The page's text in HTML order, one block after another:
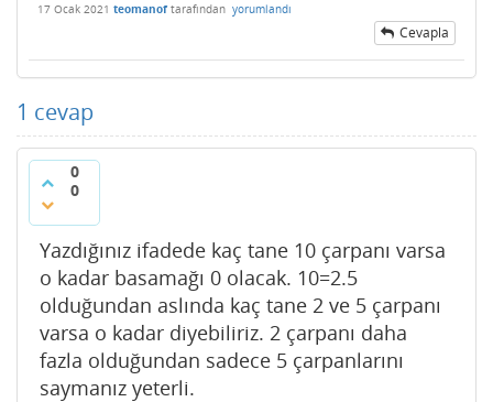
17 Ocak 2021 teomanof tarafından yorumlandı
Cevapla
1 cevap
0
0
Yazdığınız ifadede kaç tane 10 çarpanı varsa
o kadar basamağı 0 olacak. 10=2.5
olduğundan aslında kaç tane 2 ve 5 çarpanı
varsa o kadar diyebiliriz. 2 çarpanı daha
fazla olduğundan sadece 5 çarpanlarını
saymanız yeterli.